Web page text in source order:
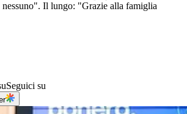
Il lungo: "Grazie alla famiglia
Seguici su